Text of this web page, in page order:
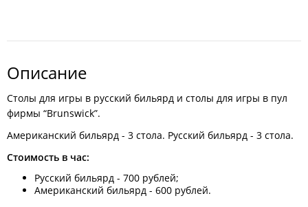
Описание
Столы для игры в русский бильярд и столы для игры в пул
фирмы “Brunswick”.
Американский бильярд - 3 стола. Русский бильярд - 3 стола.
Стоимость в час:
Русский бильярд - 700 рублей;
Американский бильярд - 600 рублей.